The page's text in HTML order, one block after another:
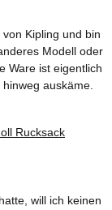
Kipling und bin
Modell oder
Ware ist eigentlich
auskäme.
will ich keinen